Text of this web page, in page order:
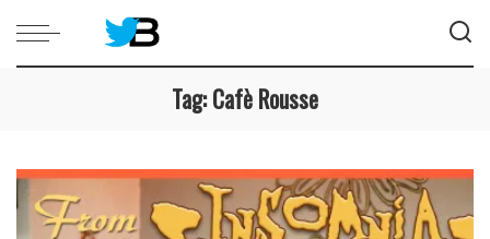
Tag:Cafè Rousse